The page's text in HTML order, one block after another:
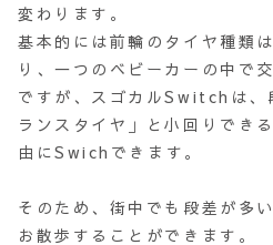
変わります。
基本的には前輪のタイヤ種類
り、一つのベビーカーの中で
ですが、スゴカルSwitchは、
ランスタイヤ」と小回りでき
由にSwichできます。
そのため、街中でも段差が多
お散歩することができます。